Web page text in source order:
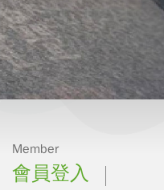
Member
會員登入